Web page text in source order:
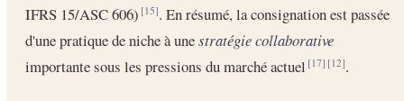
IFRS 15/ASC 606)[15]. En résumé, la consignation est passée
d'une pratique de niche à unestratégie collaborative
importante sous les pressions du marché actuel[17] [12].